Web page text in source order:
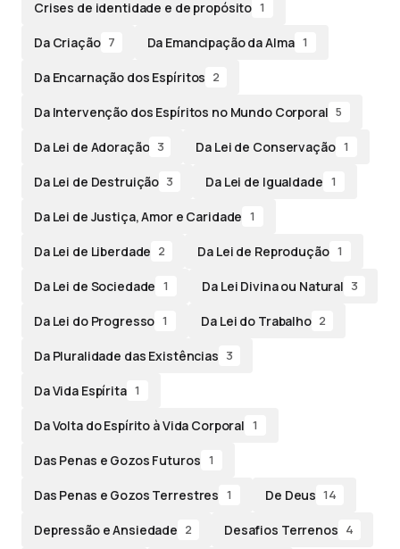
Crises de identidade e de propósito 1
Da Criação 7 Da Emancipação da Alma 1
Da Encarnação dos Espíritos 2
Da Intervenção dos Espíritos no Mundo Corporal 5
Da Lei de Adoração 3 Da Lei de Conservação 1
Da Lei de Destruição 3 Da Lei de Igualdade 1
Da Lei de Justiça, Amor e Caridade 1
Da Lei de Liberdade 2 Da Lei de Reprodução 1
Da Lei de Sociedade 1 Da Lei Divina ou Natural 3
Da Lei do Progresso 1 Da Lei do Trabalho 2
Da Pluralidade das Existências 3
Da Vida Espírita 1
Da Volta do Espírito à Vida Corporal 1
Das Penas e Gozos Futuros 1
Das Penas e Gozos Terrestres 1 De Deus 14
Depressão e Ansiedade 2 Desafios Terrenos 4